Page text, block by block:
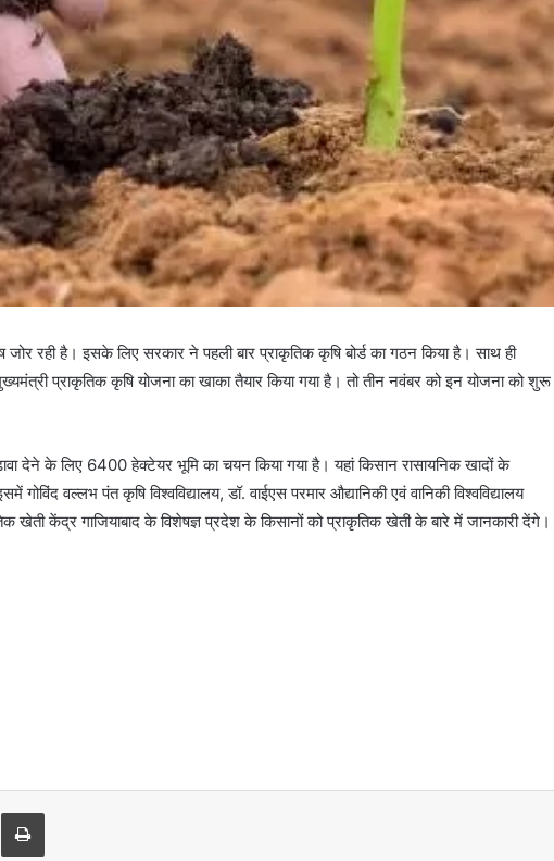
रही है। इसके लिए सरकार ने पहली बार प्राकृतिक कृषि बोर्ड का गठन किया है। साथ ही
प्राकृतिक कृषि योजना का खाका तैयार किया गया है। तो तीन नवंबर को इन योजना को शुरू
देने के लिए 6400 हेक्टेयर भूमि का चयन किया गया है। यहां किसान रासायनिक खादों के
वल्लभ पंत कृषि विश्वविद्यालय, डॉ. वाईएस परमार औद्यानिकी एवं वानिकी विश्वविद्यालय
खेती केंद्र गाजियाबाद के विशेषज्ञ प्रदेश के किसानों को प्राकृतिक खेती के बारे में जानकारी देंगे।
via Email Print